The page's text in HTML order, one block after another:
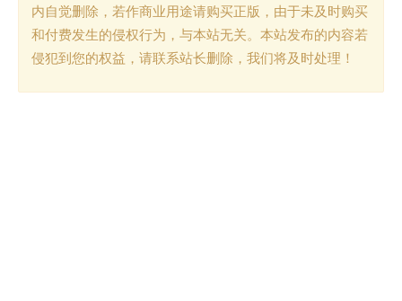
内自觉删除，若作商业用途请购买正版，由于未及时购买
和付费发生的侵权行为，与本站无关。本站发布的内容若
侵犯到您的权益，请联系站长删除，我们将及时处理！